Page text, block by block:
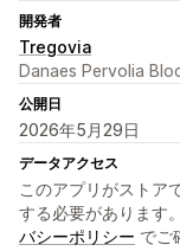
開発者
Tregovia
Danaes Pervolia
公開日
2026年5月29日
データアクセス
このアプリがストア
する必要があります
バシーポリシー でご